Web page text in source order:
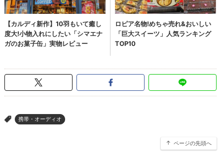
> 携帯・オーディオ
ページの先頭へ